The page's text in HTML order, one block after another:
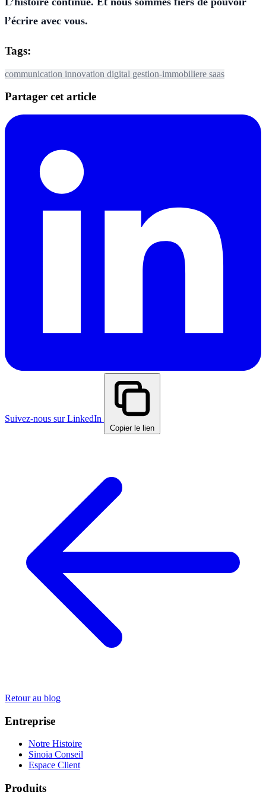
l’écrire avec vous.
Tags:
communication innovation digital gestion-immobiliere saas
Partager cet article
Suivez-nous sur LinkedIn
Copier le lien
Retour au blog
Entreprise
Notre Histoire
Sinoia Conseil
Espace Client
Produits